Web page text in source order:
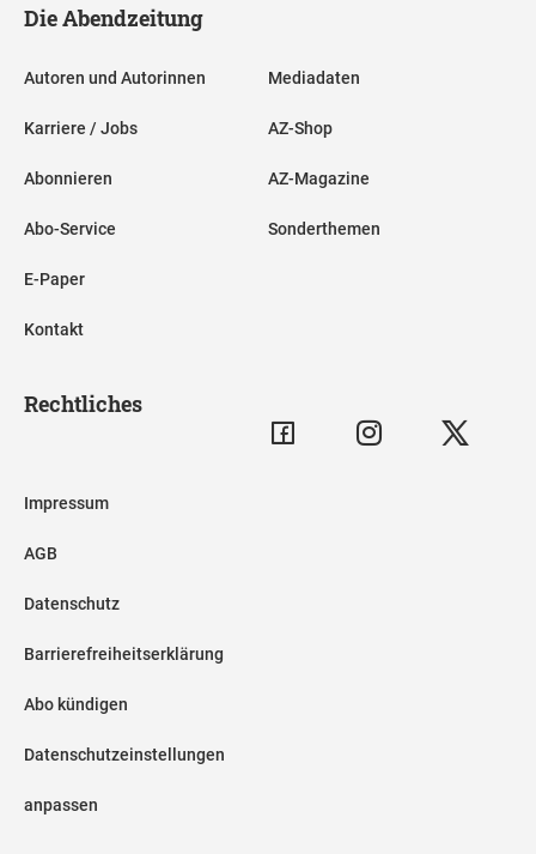
Die Abendzeitung
Autoren und Autorinnen
Karriere / Jobs
Abonnieren
Abo-Service
E-Paper
Kontakt
Mediadaten
AZ-Shop
AZ-Magazine
Sonderthemen
Rechtliches
Impressum
AGB
Datenschutz
Barrierefreiheitserklärung
Abo kündigen
Datenschutzeinstellungen
anpassen